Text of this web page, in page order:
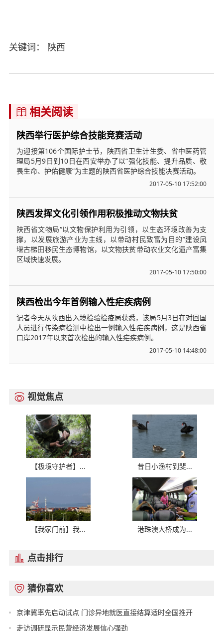
关键词： 陕西
 相关阅读
陕西举行医护综合技能竞赛活动
为迎接第106个国际护士节，陕西省卫生计生委、省中医药管
理局5月9日到10日在西安举办了以“强化技能、提升品质、敬
畏生命、护佑健康”为主题的陕西省医护综合技能决赛活动。
2017-05-10 17:52:00
陕西发挥文化引领作用积极推动文物扶贫
陕西省文物局“以文物保护利用为引领，以生态环境改善为支
撑，以发展旅游产业为主线，以带动村民致富为目的”建设凤
堰古梯田移民生态博物馆，以文物扶贫带动农业文化遗产富集
区域快速发展。
2017-05-10 17:50:00
陕西检出今年首例输入性疟疾病例
记者今天从陕西出入境检验检疫局获悉，该局5月3日在对回国
人员进行传染病检测中检出一例输入性疟疾病例，这是陕西省
口岸2017年以来首次检出的输入性疟疾病例。
2017-05-10 14:48:00
 视觉焦点
【极境守护者】... 昔日小渔村到斐...
【我家门前】我... 港珠澳大桥成为...
 点击排行
 猜你喜欢
京津冀率先启动试点 门诊异地就医直接结算适时全国推开
走访调研显示民营经济发展信心强劲